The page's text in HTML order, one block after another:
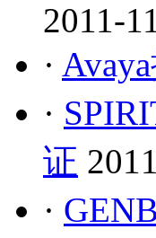
2011-
·
·
证
·